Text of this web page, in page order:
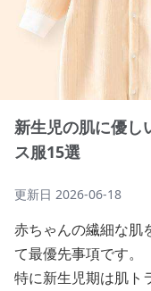
新生児の肌に優し
ス服15選
更新日 2026-06-18
赤ちゃんの繊細な肌
て最優先事項です。
特に新生児期は肌ト